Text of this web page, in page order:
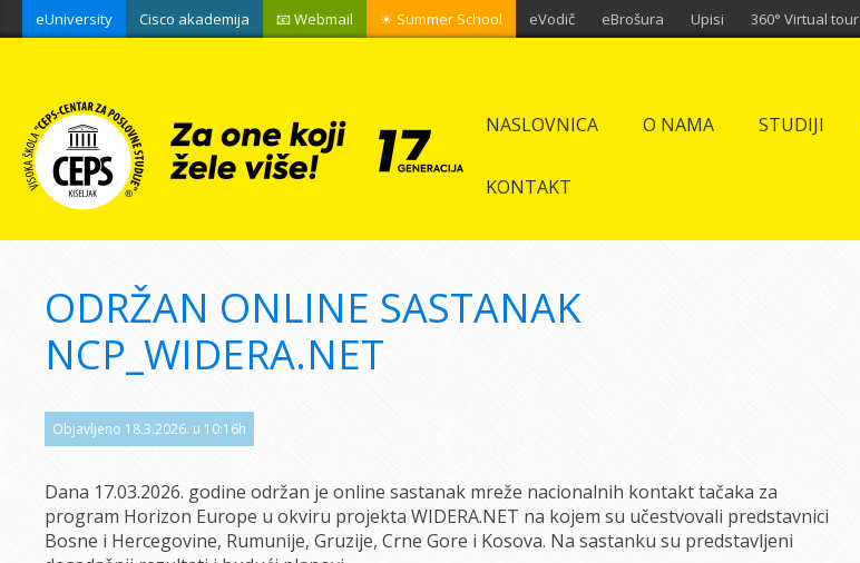
eUniversity Cisco akademija 📧 Webmail ☀ Summer School eVodič eBrošura Upisi 360° Virtual tour
NASLOVNICA O NAMA STUDIJI
KONTAKT
ODRŽAN ONLINE SASTANAK
NCP_WIDERA.NET
Objavljeno 18.3.2026. u 10:16h
Dana 17.03.2026. godine održan je online sastanak mreže nacionalnih kontakt tačaka za
program Horizon Europe u okviru projekta WIDERA.NET na kojem su učestvovali predstavnici
Bosne i Hercegovine, Rumunije, Gruzije, Crne Gore i Kosova. Na sastanku su predstavljeni